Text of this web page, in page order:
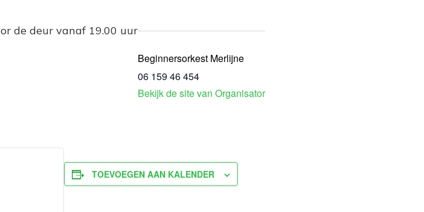
de deur vanaf 19.00 uur
Beginnersorkest Merlijne
06 159 46 454
Bekijk de site van Organisator
TOEVOEGEN AAN KALENDER